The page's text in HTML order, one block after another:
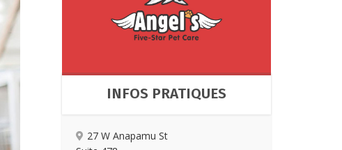
INFOS PRATIQUES
27 W Anapamu St